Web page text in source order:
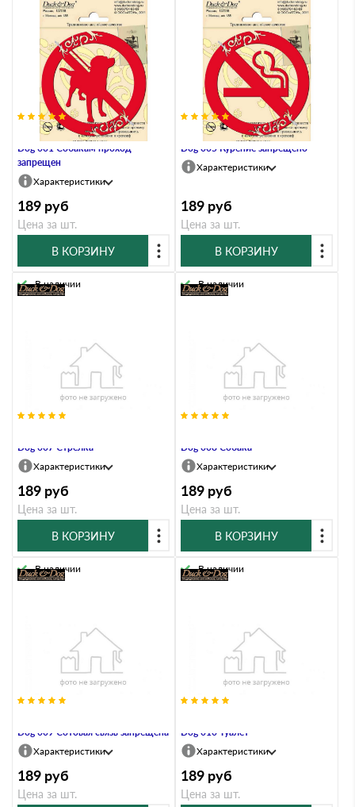
Информационный знак Duck &
Dog 001 Собакам проход
запрещен
Характеристики
189 руб
Цена за шт.
В КОРЗИНУ
Информационный знак Duck &
Dog 005 Курение запрещено
Характеристики
189 руб
Цена за шт.
В КОРЗИНУ
Dog 007 Стрелка
В наличии
Характеристики
189 руб
Цена за шт.
В КОРЗИНУ
Dog 008 Собака
В наличии
Характеристики
189 руб
Цена за шт.
В КОРЗИНУ
Dog 009 Сотовая связь запрещена
В наличии
Характеристики
189 руб
Цена за шт.
Dog 010 Туалет
В наличии
Характеристики
189 руб
Цена за шт.